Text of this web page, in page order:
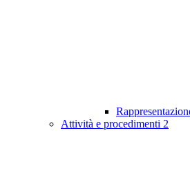
Attività e procedimenti 2